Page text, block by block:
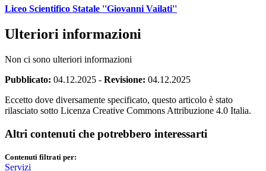
Liceo Scientifico Statale ''Giovanni Vailati''
Ulteriori informazioni
Non ci sono ulteriori informazioni
Pubblicato: 04.12.2025 - Revisione: 04.12.2025
Eccetto dove diversamente specificato, questo articolo è stato
rilasciato sotto Licenza Creative Commons Attribuzione 4.0 Italia.
Altri contenuti che potrebbero interessarti
Contenuti filtrati per:
Servizi